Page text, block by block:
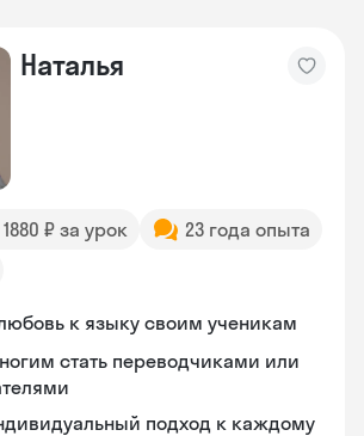
Наталья
1880 ₽ за урок
23 года опыта
к языку своим ученикам
стать переводчиками или
подход к каждому